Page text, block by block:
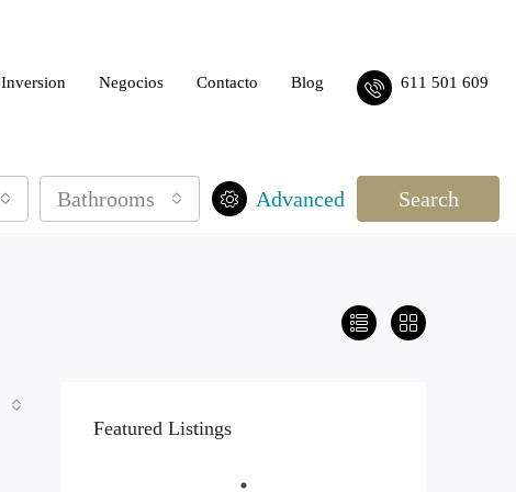
Inversion Negocios Contacto Blog 611 501 609
Bathrooms Advanced Search
Featured Listings